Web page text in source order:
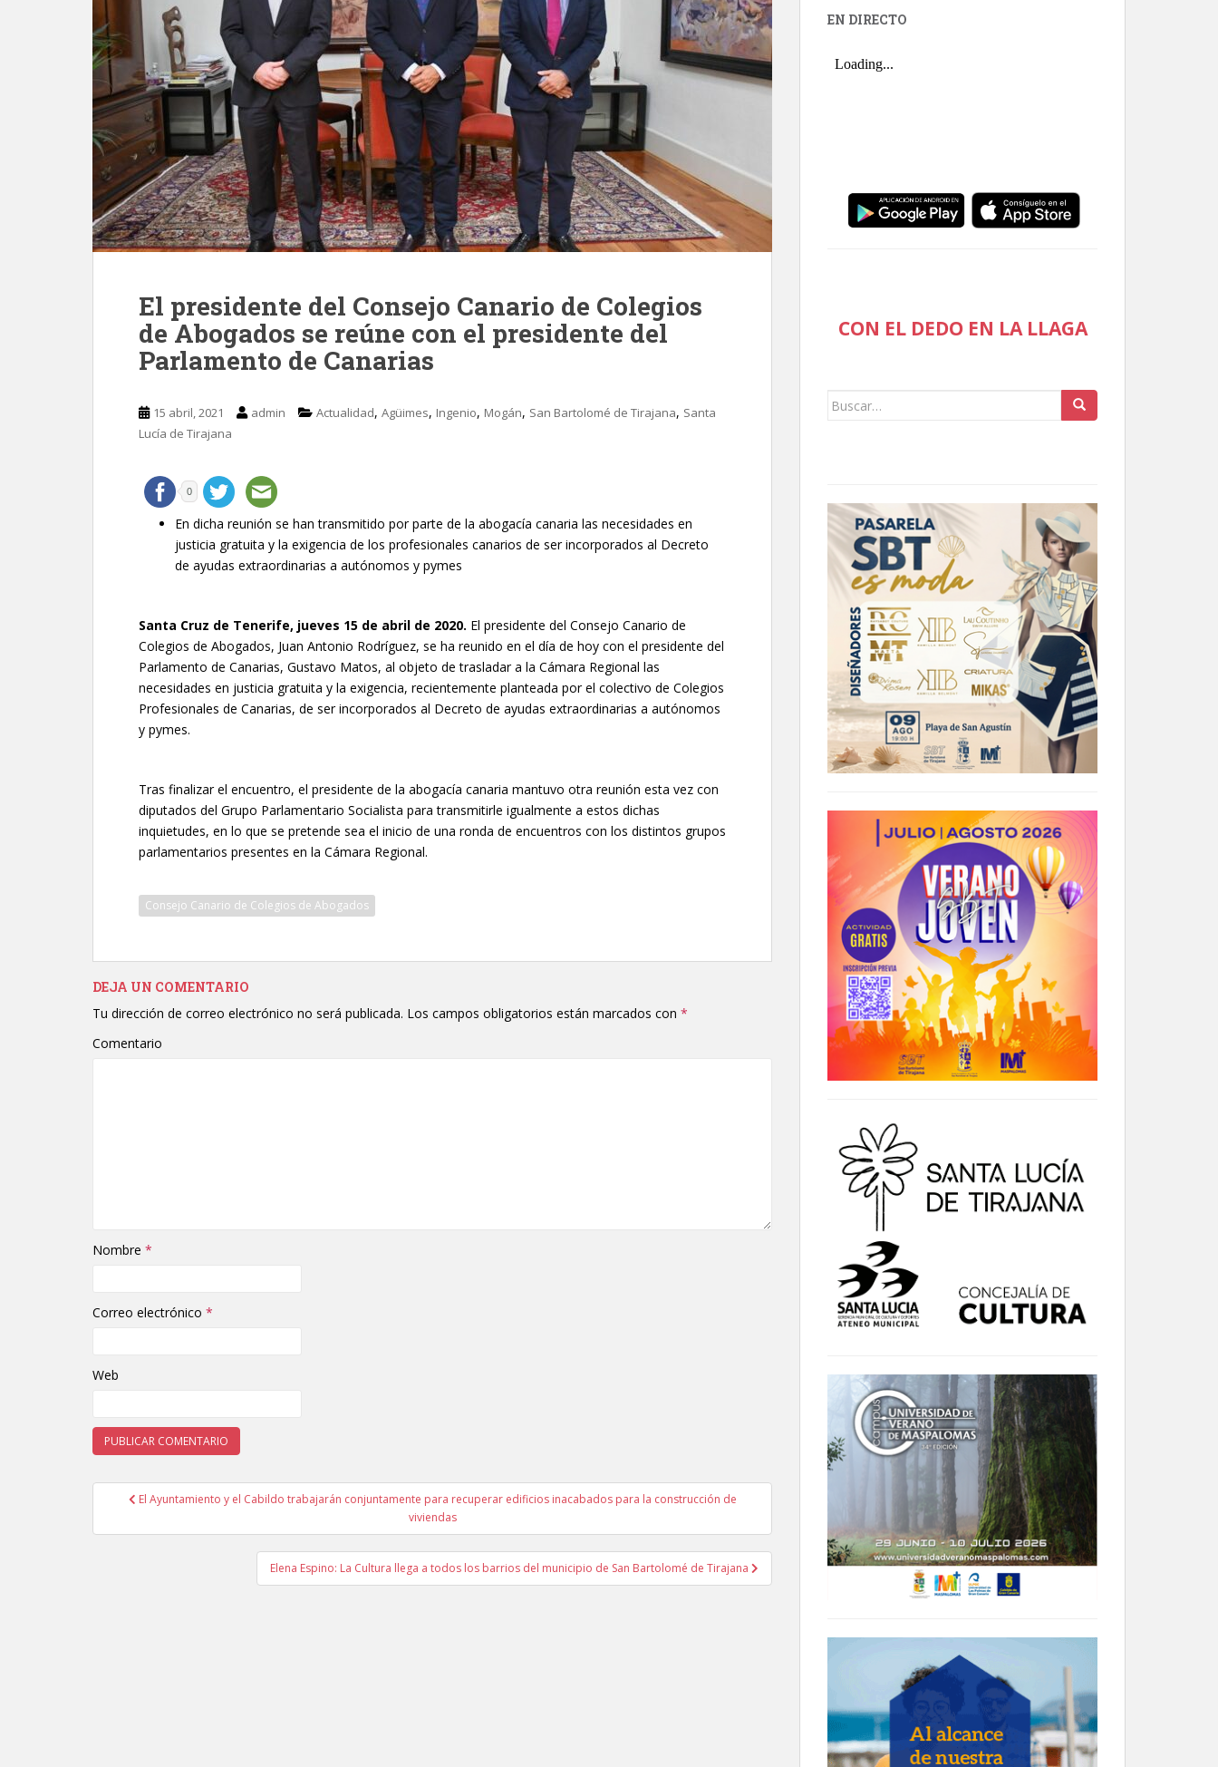
El presidente del Consejo Canario de Colegios
de Abogados se reúne con el presidente del
Parlamento de Canarias
15 abril, 2021 admin Actualidad, Agüimes, Ingenio, Mogán, San Bartolomé de Tirajana, Santa
Lucía de Tirajana
0
En dicha reunión se han transmitido por parte de la abogacía canaria las necesidades en
justicia gratuita y la exigencia de los profesionales canarios de ser incorporados al Decreto
de ayudas extraordinarias a autónomos y pymes
Santa Cruz de Tenerife, jueves 15 de abril de 2020. El presidente del Consejo Canario de
Colegios de Abogados, Juan Antonio Rodríguez, se ha reunido en el día de hoy con el presidente del
Parlamento de Canarias, Gustavo Matos, al objeto de trasladar a la Cámara Regional las
necesidades en justicia gratuita y la exigencia, recientemente planteada por el colectivo de Colegios
Profesionales de Canarias, de ser incorporados al Decreto de ayudas extraordinarias a autónomos
y pymes.
Tras finalizar el encuentro, el presidente de la abogacía canaria mantuvo otra reunión esta vez con
diputados del Grupo Parlamentario Socialista para transmitirle igualmente a estos dichas
inquietudes, en lo que se pretende sea el inicio de una ronda de encuentros con los distintos grupos
parlamentarios presentes en la Cámara Regional.
Consejo Canario de Colegios de Abogados
DEJA UN COMENTARIO
Tu dirección de correo electrónico no será publicada. Los campos obligatorios están marcados con *
Comentario
Nombre *
Correo electrónico *
Web
Navegación de entradas
El Ayuntamiento y el Cabildo trabajarán conjuntamente para recuperar edificios inacabados para la construcción de
viviendas
Elena Espino: La Cultura llega a todos los barrios del municipio de San Bartolomé de Tirajana
EN DIRECTO
CON EL DEDO EN LA LLAGA
Buscar: